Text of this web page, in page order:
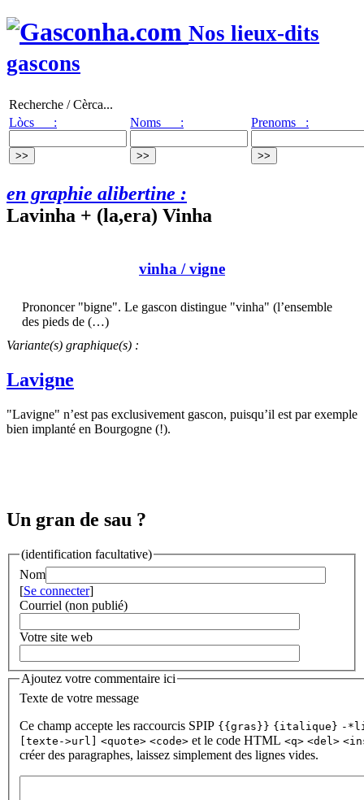
Nos lieux-dits
gascons
Recherche / Cèrca...
Lòcs :
Noms : Prenoms :
en graphie alibertine :
Lavinha + (la,era) Vinha
vinha / vigne
Prononcer "bigne". Le gascon distingue "vinha" (l’ensemble
des pieds de (…)
Variante(s) graphique(s) :
Lavigne
"Lavigne" n’est pas exclusivement gascon, puisqu’il est par exemple
bien implanté en Bourgogne (!).
Un gran de sau ?
(identification facultative)
Nom
[Se connecter]
Courriel (non publié)
Votre site web
Ajoutez votre commentaire ici
Texte de votre message
Ce champ accepte les raccourcis SPIP {{gras}} {italique} -
[texte->url] <quote> <code> et le code HTML <q> <del>
créer des paragraphes, laissez simplement des lignes vides.